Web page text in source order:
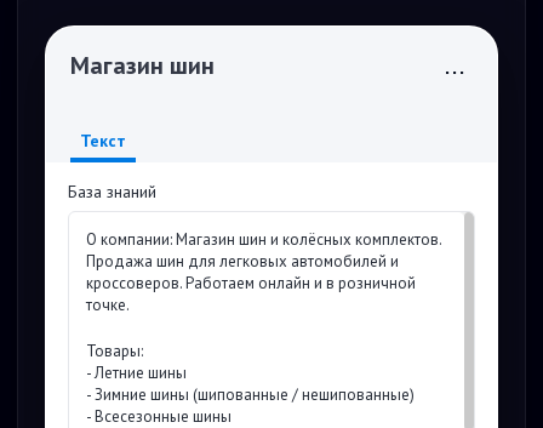
Магазин шин ...
Текст
База знаний
О компании: Магазин шин и колёсных комплектов.
Продажа шин для легковых автомобилей и
кроссоверов. Работаем онлайн и в розничной
точке.
Товары:
- Летние шины
- Зимние шины (шипованные / нешипованные)
- Всесезонные шины